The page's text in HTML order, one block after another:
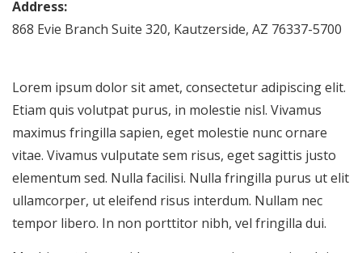
Address:
868 Evie Branch Suite 320, Kautzerside, AZ 76337-5700
Lorem ipsum dolor sit amet, consectetur adipiscing elit.
Etiam quis volutpat purus, in molestie nisl. Vivamus
maximus fringilla sapien, eget molestie nunc ornare
vitae. Vivamus vulputate sem risus, eget sagittis justo
elementum sed. Nulla facilisi. Nulla fringilla purus ut elit
ullamcorper, ut eleifend risus interdum. Nullam nec
tempor libero. In non porttitor nibh, vel fringilla dui.